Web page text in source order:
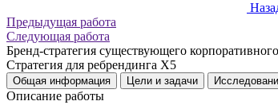
Предыдущая работа
Следующая работа
Бренд-стратегия существующего
Стратегия для ребрендинга Х5
Общая информация Цели и задачи
Описание работы